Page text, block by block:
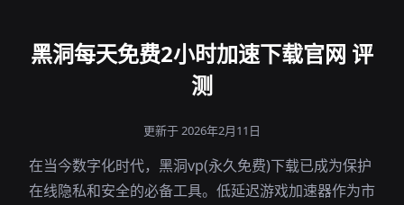
黑洞每天免费2小时加速下载官网 评
测
更新于 2026年2月11日
在当今数字化时代，黑洞vp(永久免费)下载已成为保护
在线隐私和安全的必备工具。低延迟游戏加速器作为市